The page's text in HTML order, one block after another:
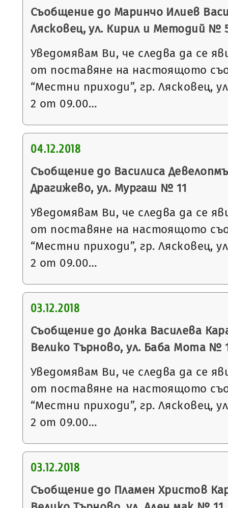
Съобщение до Маринчо Илиев
Лясковец, ул. Кирил и Методий №
Уведомявам Ви, че следва да се
от поставяне на настоящото
“Местни приходи”, гр. Лясковец,
2 от 09.00…
04.12.2018
Съобщение до Василиса
Драгижево, ул. Мургаш № 11
Уведомявам Ви, че следва да се
от поставяне на настоящото
“Местни приходи”, гр. Лясковец,
2 от 09.00…
03.12.2018
Съобщение до Донка Василева
Велико Търново, ул. Баба Мота №
Уведомявам Ви, че следва да се
от поставяне на настоящото
“Местни приходи”, гр. Лясковец,
2 от 09.00…
03.12.2018
Съобщение до Пламен Христов